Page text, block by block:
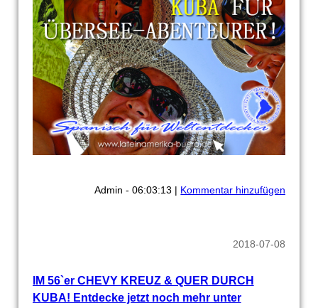
Admin - 06:03:13 | Kommentar hinzufügen
2018-07-08
IM 56`er CHEVY KREUZ & QUER DURCH
KUBA! Entdecke jetzt noch mehr unter